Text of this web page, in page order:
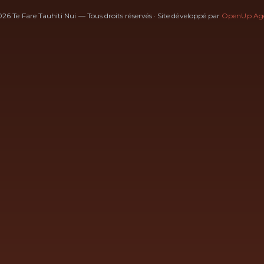
Te Fare Tauhiti Nui — Tous droits réservés · Site développé par OpenUp